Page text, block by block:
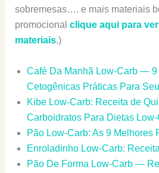
sobremesas…. e mais materiais
promocional clique aqui para
materiais.)
Café Da Manhã Low-Carb —
Cetogênicas Práticas Para
Kibe Low-Carb: Receita de
Carboidratos Para Dietas
Pão Low-Carb: As 9 Melhores
Enroladinho Low-Carb:
Pão De Forma Low-Carb —